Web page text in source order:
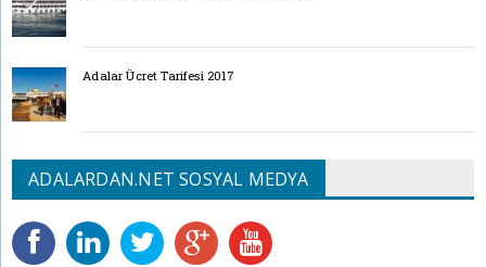
Adalar Ücret Tarifesi 2017
ADALARDAN.NET SOSYAL MEDYA